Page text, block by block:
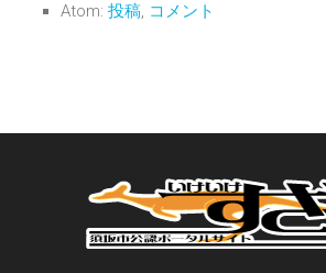
Atom: 投稿, コメント